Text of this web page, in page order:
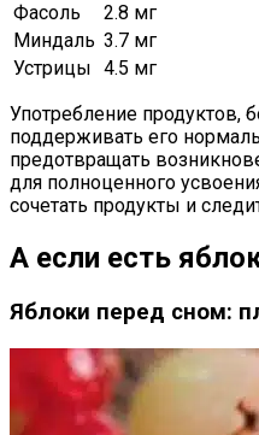
Фасоль
2.8 мг
Миндаль 3.7 мг
Устрицы 4.5 мг
Употребление продуктов,
поддерживать его
предотвращать
для полноценного
сочетать продукты и
А если есть
Яблоки перед сном: